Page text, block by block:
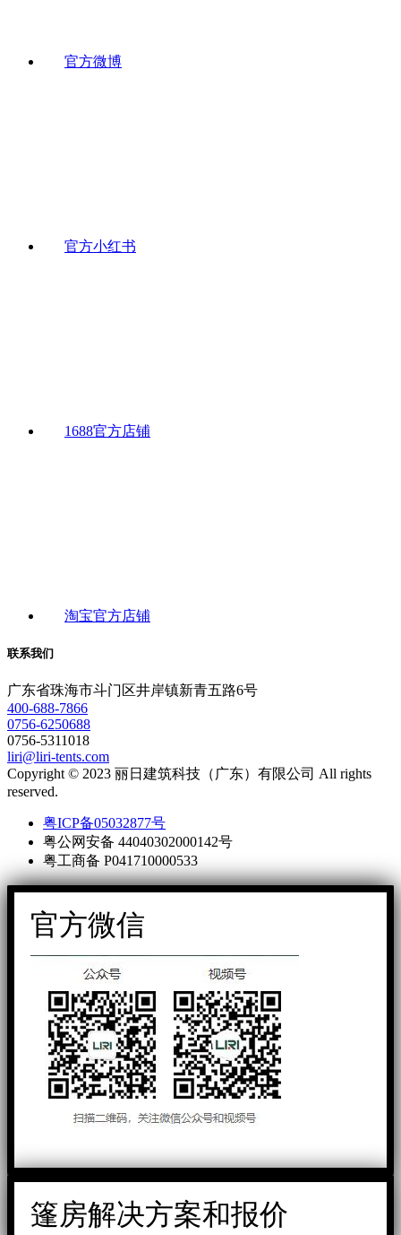
官方微博
官方小红书
1688官方店铺
淘宝官方店铺
联系我们
广东省珠海市斗门区井岸镇新青五路6号
400-688-7866
0756-6250688
0756-5311018
liri@liri-tents.com
Copyright © 2023 丽日建筑科技（广东）有限公司 All rights
reserved.
粤ICP备05032877号
粤公网安备 44040302000142号
粤工商备 P041710000533
官方微信
篷房解决方案和报价